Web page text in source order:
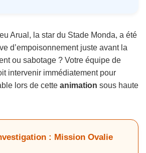
Arual, la star du Stade Monda, a été
d’empoisonnement juste avant la
ou sabotage ? Votre équipe de
intervenir immédiatement pour
lors de cette animation sous haute
: Mission Ovalie